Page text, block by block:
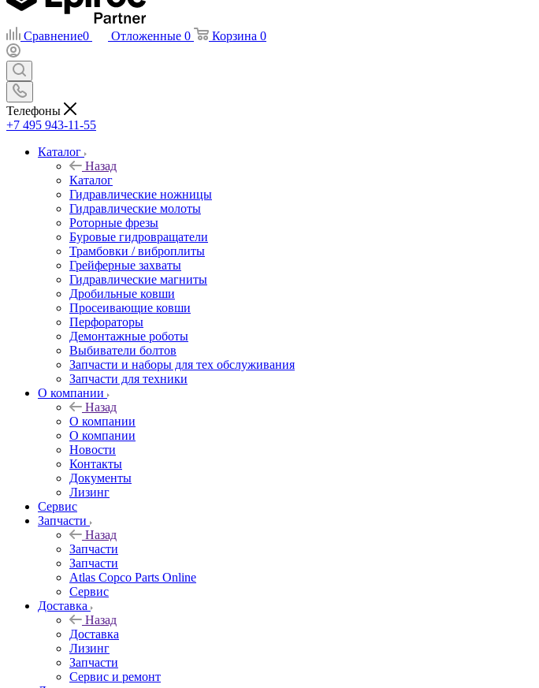
Сравнение0 Отложенные 0 Корзина 0
Телефоны
+7 495 943-11-55
Каталог
Назад
Каталог
Гидравлические ножницы
Гидравлические молоты
Роторные фрезы
Буровые гидровращатели
Трамбовки / виброплиты
Грейферные захваты
Гидравлические магниты
Дробильные ковши
Просеивающие ковши
Перфораторы
Демонтажные роботы
Выбиватели болтов
Запчасти и наборы для тех обслуживания
Запчасти для техники
О компании
Назад
О компании
О компании
Новости
Контакты
Документы
Лизинг
Сервис
Запчасти
Назад
Запчасти
Запчасти
Atlas Copco Parts Online
Сервис
Доставка
Назад
Доставка
Лизинг
Запчасти
Сервис и ремонт